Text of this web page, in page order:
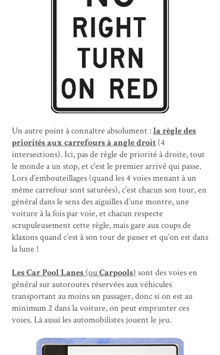
Un autre point à connaître absolument : la règle des
priorités aux carrefours à angle droit (4
intersections). Ici, pas de règle de priorité à droite, tout
le monde a un stop, et c’est le premier arrivé qui passe.
Lors d’embouteillages (quand les 4 voies menant à un
même carrefour sont saturées), c’est chacun son tour, en
général dans le sens des aiguilles d’une montre, une
voiture à la fois par voie, et chacun respecte
scrupuleusement cette règle, mais gare aux coups de
klaxons quand c’est à son tour de passer et qu’on est dans
la lune !
Les Car Pool Lanes (ouCarpools) sont des voies en
général sur autoroutes réservées aux véhicules
transportant au moins un passager, donc si on est au
minimum 2 dans la voiture, on peut emprunter ces
voies. Là aussi les automobilistes jouent le jeu.